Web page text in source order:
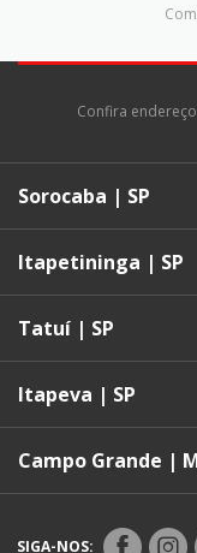
Confira
Sorocaba | SP
Itapetininga | SP
Tatuí | SP
Itapeva | SP
Campo Grande |
SIGA-NOS: